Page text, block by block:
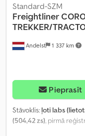
Andelst 1 337 km
Standard-SZM
Freightliner
TREKKER/
Pieprasīt
Stāvoklis: ļoti labs
(504,42 zs), pirmā
, asu